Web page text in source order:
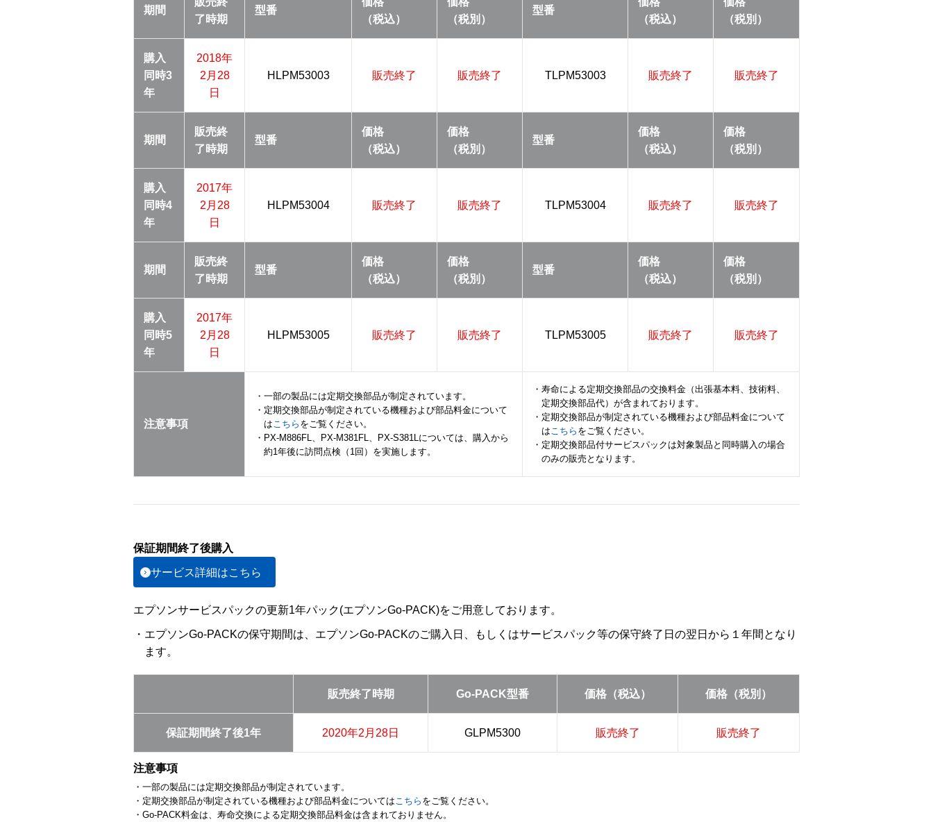
期間
了 時期
型番
（税込）
（税別）
型番
（税込）
（税別）
購入
同時3
年
2018年
2月28
日
HLPM53003 販売終了 販売終了 TLPM53003 販売終了 販売終了
期間
販売終
了 時期
型番
価格
（税込）
価格
（税別）
型番
価格
（税込）
価格
（税別）
購入
同時4
年
2017年
2月28
日
HLPM53004 販売終了 販売終了 TLPM53004 販売終了 販売終了
期間
販売終
了 時期
型番
価格
（税込）
価格
（税別）
型番
価格
（税込）
価格
（税別）
購入
同時5
年
2017年
2月28
日
HLPM53005 販売終了 販売終了 TLPM53005 販売終了 販売終了
注意事項
・一部の製品には定期交換部品が制定されています。
・定期交換部品が制定されている機種および部品料金について
はこちら をご覧ください。
・PX-M886FL、PX-M381FL、PX-S381Lについては、購入から
約1年後に訪問点検（1回）を実施します。
・寿命による定期交換部品の交換料金（出張基本料、技術料、
定期交換部品代）が含まれております。
・定期交換部品が制定されている機種および部品料金について
はこちら をご覧ください。
・定期交換部品付サービスパックは対象製品と同時購入の場合
のみの販売となります。
保証期間終了後購入
サービス詳細はこちら
エプソンサービスパックの更新1年パック(エプソンGo-PACK)をご用意しております。
・エプソンGo-PACKの保守期間は、エプソンGo-PACKのご購入日、もしくはサービスパック等の保守終了日の翌日から１年間となり
ます。
販売終了時期 Go-PACK型番 価格（税込） 価格（税別）
保証期間終了後1年 2020年2月28日 GLPM5300 販売終了 販売終了
注意事項
・一部の製品には定期交換部品が制定されています。
・定期交換部品が制定されている機種および部品料金についてはこちら をご覧ください。
・Go-PACK料金は、寿命交換による定期交換部品料金は含まれておりません。